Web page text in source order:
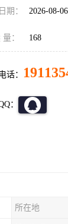
期： 2026-08-06
： 168
话：
：
所在地